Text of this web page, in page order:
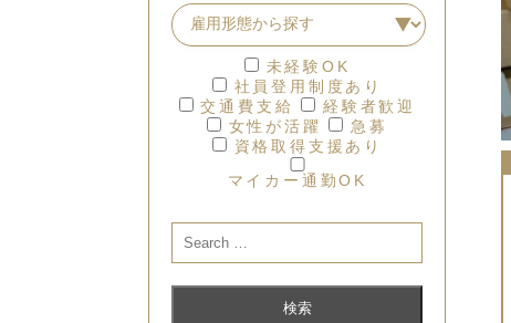
未経験OK
社員登用制度あり
交通費支給
経験者歓迎
女性が活躍
急募
資格取得支援あり
マイカー通勤OK